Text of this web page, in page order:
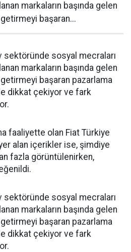
markaların başında gelen
başaran...
sektöründe sosyal mecraları
markaların başında gelen
başaran pazarlama
dikkat çekiyor ve fark
faaliyette olan Fiat Türkiye
alan içerikler ise, şimdiye
fazla görüntülenirken,
sektöründe sosyal mecraları
markaların başında gelen
başaran pazarlama
dikkat çekiyor ve fark